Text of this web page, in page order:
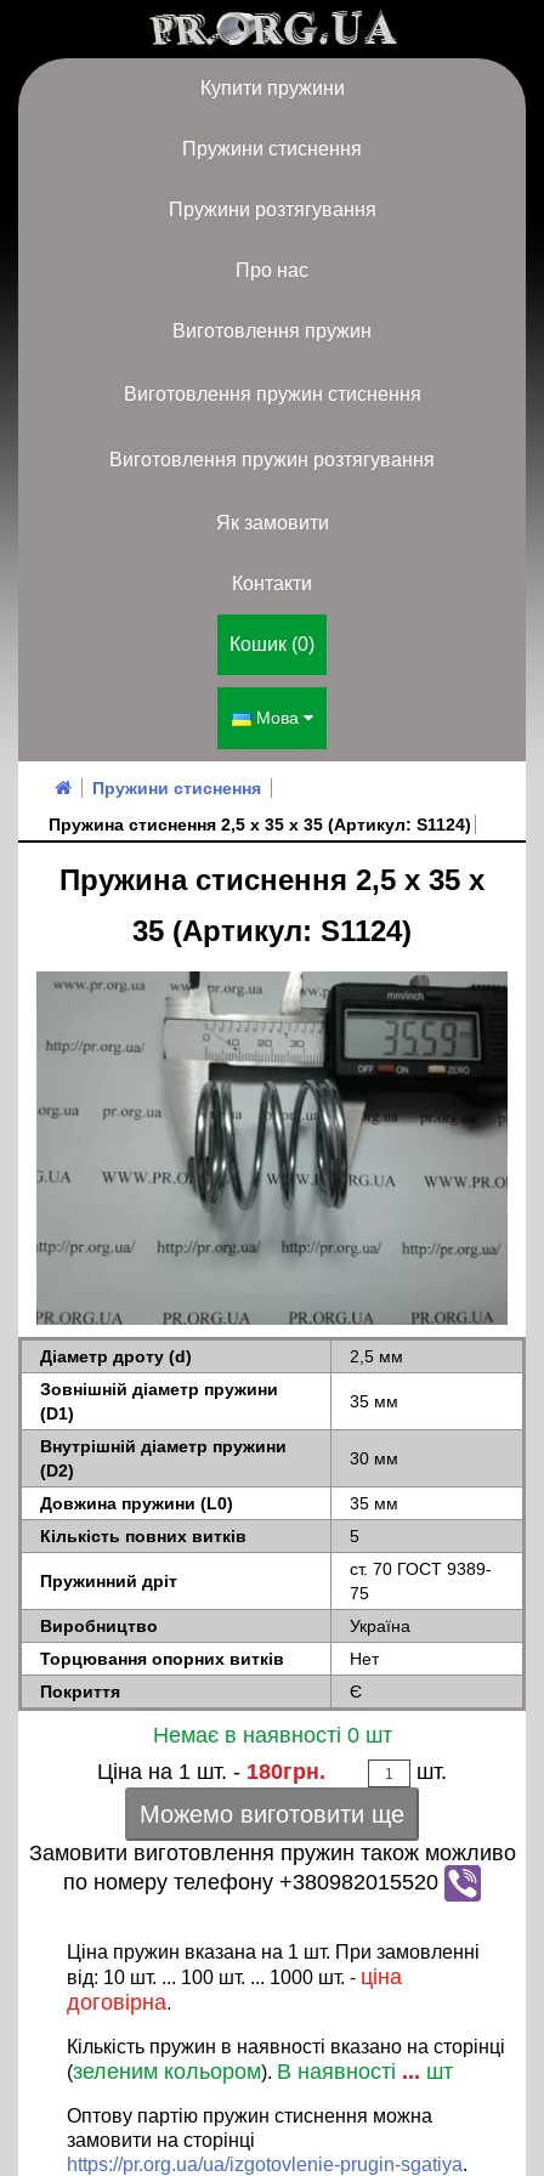
Купити пружини
Пружини стиснення
Пружини розтягування
Про нас
Виготовлення пружин
Виготовлення пружин стиснення
Виготовлення пружин розтягування
Як замовити
Контакти
Кошик (0)
Мова
Пружини стиснення
Пружина стиснення 2,5 х 35 х 35 (Артикул: S1124)
Пружина стиснення 2,5 х 35 х
35 (Артикул: S1124)
Діаметр дроту (d)
2,5 мм
Зовнішній діаметр пружини
(D1)
35 мм
Внутрішній діаметр пружини
(D2)
30 мм
Довжина пружини (L0)
35 мм
Кількість повних витків
5
Пружинний дріт
ст. 70 ГОСТ 9389-
75
Виробництво
Україна
Торцювання опорних витків
Нет
Покриття
Є
Немає в наявності 0 шт
Ціна на 1 шт. - 180грн. шт.
Можемо виготовити ще
Замовити виготовлення пружин також можливо
по номеру телефону +380982015520
Ціна пружин вказана на 1 шт. При замовленні
від: 10 шт. ... 100 шт. ... 1000 шт. - ціна
договірна.
Кількість пружин в наявності вказано на сторінці
(зеленим кольором). В наявності ... шт
Оптову партію пружин стиснення можна
замовити на сторінці
https://pr.org.ua/ua/izgotovlenie-prugin-sgatiya.